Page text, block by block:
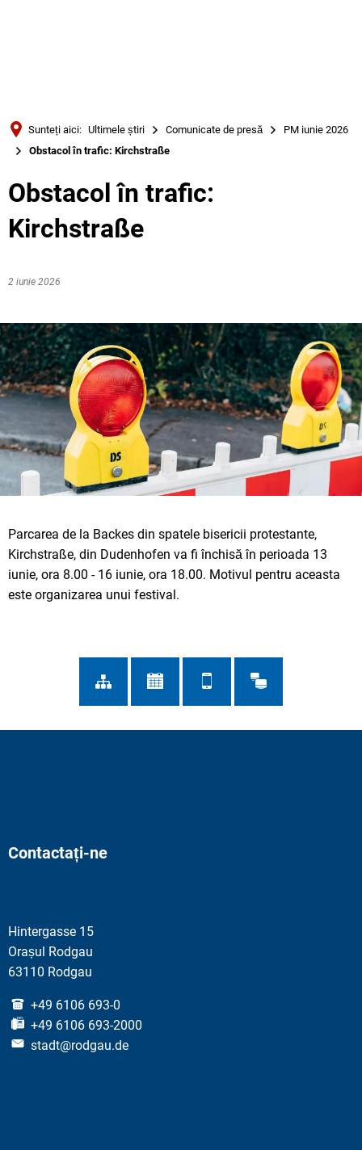
Русский
Sunteți aici: Ultimele știri Comunicate de presă
PM iunie 2026
Obstacol în trafic: Kirchstraße
Obstacol în trafic:
Kirchstraße
2 iunie 2026
Parcarea de la Backes din spatele bisericii protestante,
Kirchstraße, din Dudenhofen va fi închisă în perioada 13
iunie, ora 8.00 - 16 iunie, ora 18.00. Motivul pentru aceasta
este organizarea unui festival.
Contactați-ne
Hintergasse 15
Orașul Rodgau
63110 Rodgau
+49 6106 693-0
+49 6106 693-2000
stadt@rodgau.de